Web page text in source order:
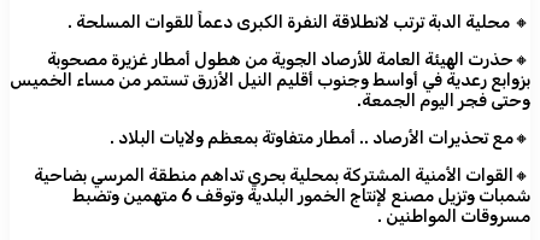
🔸 محلية الدبة ترتب لانطلاقة النفرة الكبرى دعماً للقوات المسلحة .
🔸حذرت الهيئة العامة للأرصاد الجوية من هطول أمطار غزيرة مصحوبة
بزوابع رعدية في أواسط وجنوب أقليم النيل الأزرق تستمر من مساء الخميس
وحتى فجر اليوم الجمعة.
🔸مع تحذيرات الأرصاد .. أمطار متفاوتة بمعظم ولايات البلاد .
🔸القوات الأمنية المشتركة بمحلية بحري تداهم منطقة المرسي بضاحية
شمبات وتزيل مصنع لإنتاج الخمور البلدية وتوقف 6 متهمين وتضبط
مسروقات المواطنين .